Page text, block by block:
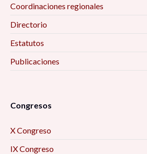
Coordinaciones regionales
Directorio
Estatutos
Publicaciones
Congresos
X Congreso
IX Congreso